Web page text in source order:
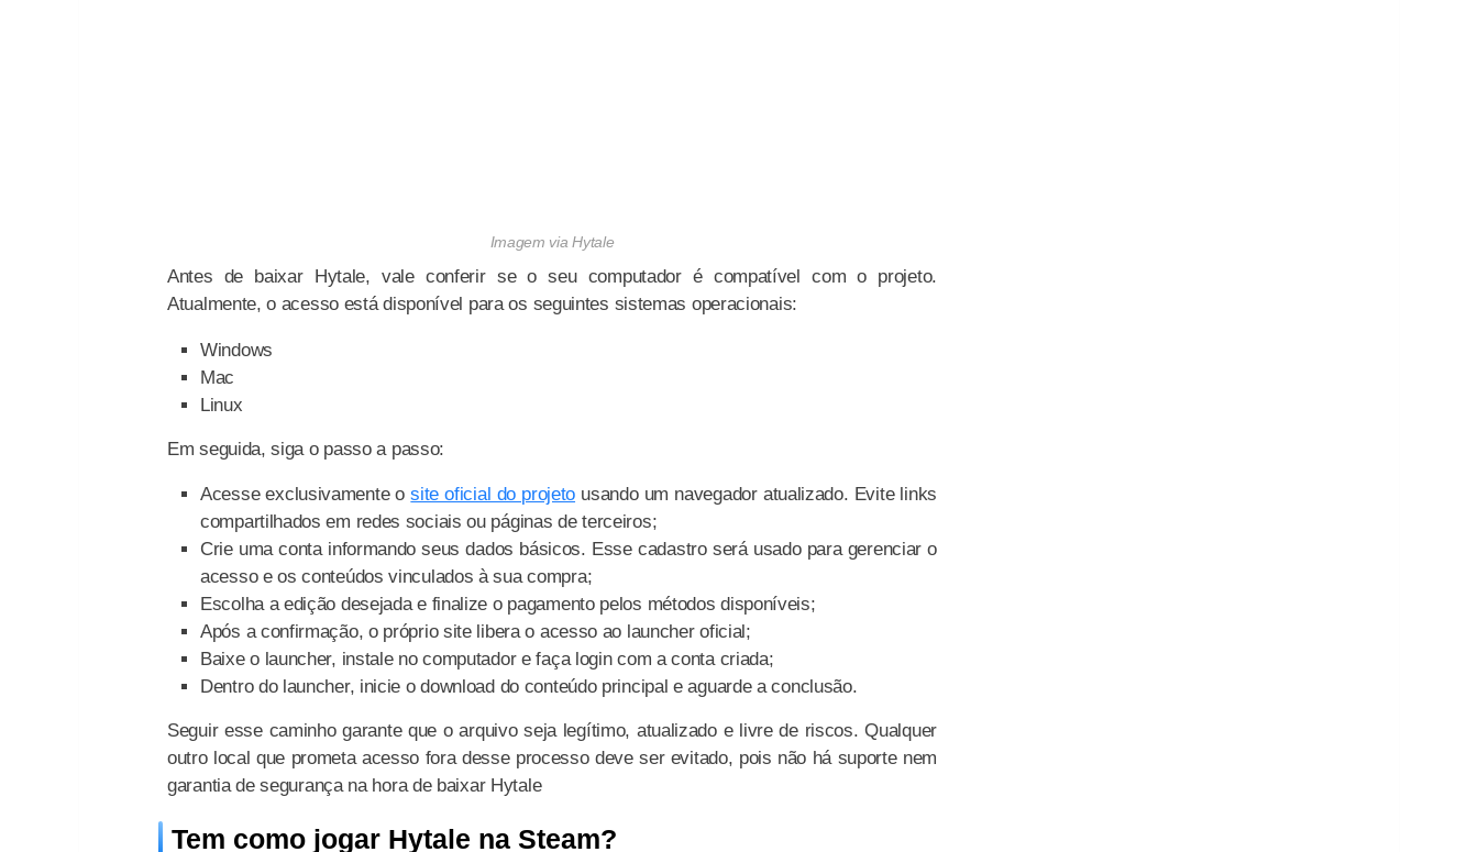
Imagem via Hytale
Antes de baixar Hytale, vale conferir se o seu computador é compatível com o projeto.
Atualmente, o acesso está disponível para os seguintes sistemas operacionais:
Windows
Mac
Linux
Em seguida, siga o passo a passo:
Acesse exclusivamente osite oficial do projeto usando um navegador atualizado. Evite links
compartilhados em redes sociais ou páginas de terceiros;
Crie uma conta informando seus dados básicos. Esse cadastro será usado para gerenciar o
acesso e os conteúdos vinculados à sua compra;
Escolha a edição desejada e finalize o pagamento pelos métodos disponíveis;
Após a confirmação, o próprio site libera o acesso ao launcher oficial;
Baixe o launcher, instale no computador e faça login com a conta criada;
Dentro do launcher, inicie o download do conteúdo principal e aguarde a conclusão.
Seguir esse caminho garante que o arquivo seja legítimo, atualizado e livre de riscos. Qualquer
outro local que prometa acesso fora desse processo deve ser evitado, pois não há suporte nem
garantia de segurança na hora de baixar Hytale
Tem como jogar Hytale na Steam?